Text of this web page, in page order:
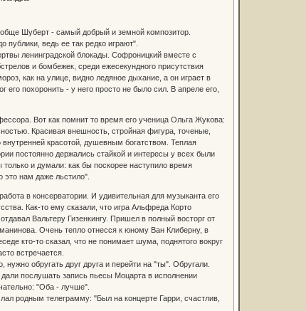
Шуберт - самый добрый и земной композитор.
ведь ее так редко играют".
ленинградской блокады. Софроницкий вместе с
и бомбежек, среди ежесекундного присутствия
как на улице, видно ледяное дыхание, а он играет в
похоронить - у него просто не было сил. В апреле его,
Вот как помнит то время его ученица Ольга Жукова:
Красивая внешность, стройная фигура, точеные,
красотой, душевным богатством. Теплая
постоянно держались стайкой и интересы у всех были
и думали: как бы поскорее наступило время
нам даже льстило".
в консерватории. И удивительная для музыканта его
Как-то ему сказали, что игра Альфреда Корто
Вальтеру Гизенкингу. Пришел в полный восторг от
Очень тепло отнесся к юному Ван Клиберну, в
кто-то сказал, что не понимает шума, поднятого вокруг
встречается.
обругать друг друга и перейти на "ты". Обругали.
послушать запись пьесы Моцарта в исполнении
"Оба - лучше".
родным телеграмму: "Был на концерте Гарри, счастлив,